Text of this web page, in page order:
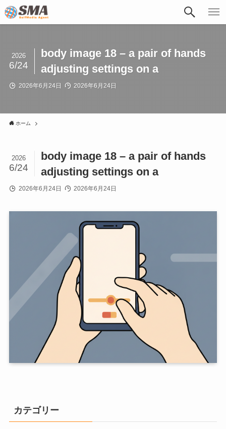
body image 18 – a pair of hands
adjusting settings on a
2026
6/24
2026年6月24日 2026年6月24日
ホーム
body image 18 – a pair of hands
adjusting settings on a
2026
6/24
2026年6月24日 2026年6月24日
カテゴリー